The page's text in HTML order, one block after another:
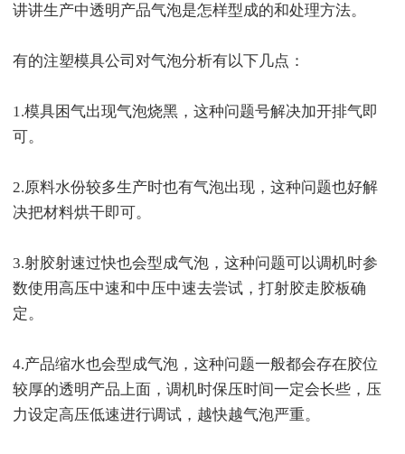
讲讲生产中透明产品气泡是怎样型成的和处理方法。
有的注塑模具公司对气泡分析有以下几点：
1.模具困气出现气泡烧黑，这种问题号解决加开排气即
可。
2.原料水份较多生产时也有气泡出现，这种问题也好解
决把材料烘干即可。
3.射胶射速过快也会型成气泡，这种问题可以调机时参
数使用高压中速和中压中速去尝试，打射胶走胶板确
定。
4.产品缩水也会型成气泡，这种问题一般都会存在胶位
较厚的透明产品上面，调机时保压时间一定会长些，压
力设定高压低速进行调试，越快越气泡严重。